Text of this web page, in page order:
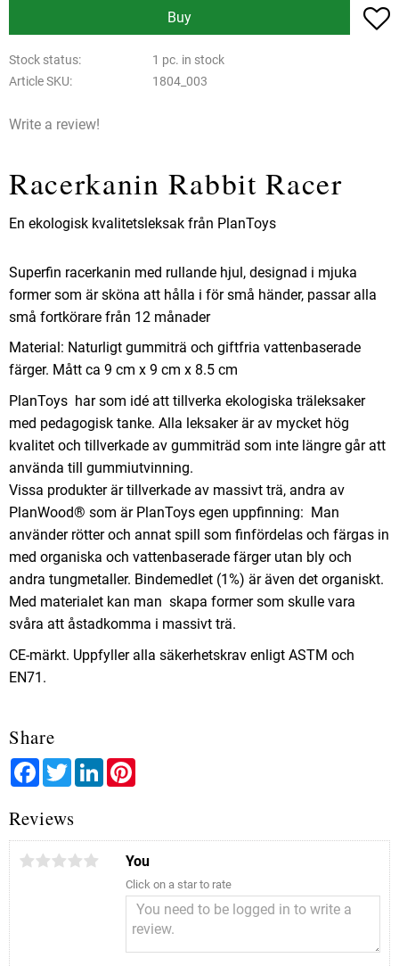
Buy
Stock status
1 pc. in stock
Article SKU
1804_003
Write a review!
Racerkanin Rabbit Racer
En ekologisk kvalitetsleksak från PlanToys
Superfin racerkanin med rullande hjul, designad i mjuka
former som är sköna att hålla i för små händer, passar alla
små fortkörare från 12 månader
Material: Naturligt gummiträ och giftfria vattenbaserade
färger. Mått ca 9 cm x 9 cm x 8.5 cm
PlanToys har som idé att tillverka ekologiska träleksaker
med pedagogisk tanke. Alla leksaker är av mycket hög
kvalitet och tillverkade av gummiträd som inte längre går att
använda till gummiutvinning.
Vissa produkter är tillverkade av massivt trä, andra av
PlanWood® som är PlanToys egen uppfinning: Man
använder rötter och annat spill som finfördelas och färgas in
med organiska och vattenbaserade färger utan bly och
andra tungmetaller. Bindemedlet (1%) är även det organiskt.
Med materialet kan man skapa former som skulle vara
svåra att åstadkomma i massivt trä.
CE-märkt. Uppfyller alla säkerhetskrav enligt ASTM och
EN71.
Share
FacebookTwitterLinkedIn
Reviews
You
Click on a star to rate